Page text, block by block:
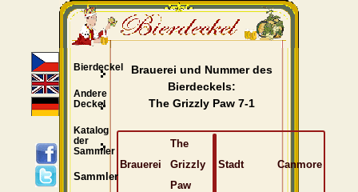
Brauerei und Nummer des
Bierdeckels:
The Grizzly Paw 7-1
Brauerei
The
Grizzly
Paw
Stadt Canmore
Bierdeckel
Andere
Deckel
Katalog
der
Sammler
Sammler